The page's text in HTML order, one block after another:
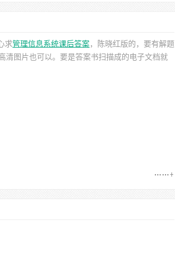
求管理信息系统课后答案，陈晓红版的，要有解题
清图片也可以。要是答案书扫描成的电子文档就